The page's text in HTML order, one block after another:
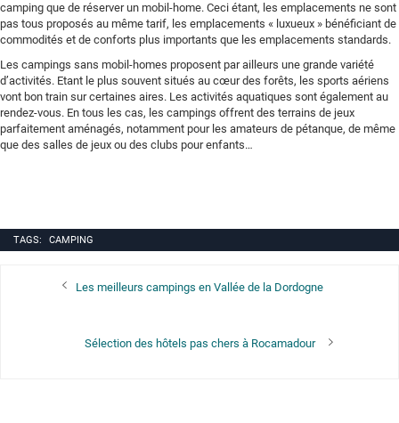
camping que de réserver un mobil-home. Ceci étant, les emplacements ne sont
pas tous proposés au même tarif, les emplacements « luxueux » bénéficiant de
commodités et de conforts plus importants que les emplacements standards.
Les campings sans mobil-homes proposent par ailleurs une grande variété
d’activités. Etant le plus souvent situés au cœur des forêts, les sports aériens
vont bon train sur certaines aires. Les activités aquatiques sont également au
rendez-vous. En tous les cas, les campings offrent des terrains de jeux
parfaitement aménagés, notamment pour les amateurs de pétanque, de même
que des salles de jeux ou des clubs pour enfants…
TAGS: CAMPING
Navigation
Previous
Les meilleurs campings en Vallée de la Dordogne
Next
Sélection des hôtels pas chers à Rocamadour